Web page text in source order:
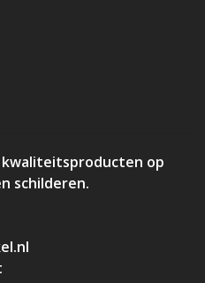
kwaliteitsproducten op
schilderen.